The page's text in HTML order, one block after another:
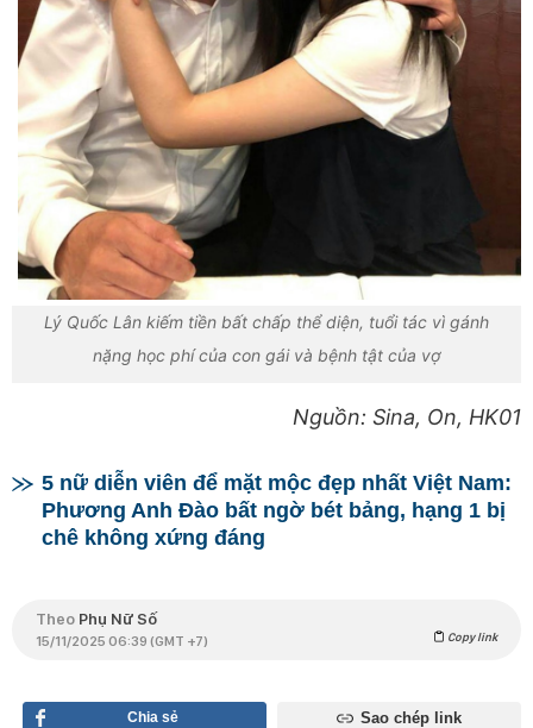
Lý Quốc Lân kiếm tiền bất chấp thể diện, tuổi tác vì gánh
nặng học phí của con gái và bệnh tật của vợ
Nguồn: Sina, On, HK01
5 nữ diễn viên để mặt mộc đẹp nhất Việt Nam:
Phương Anh Đào bất ngờ bét bảng, hạng 1 bị
chê không xứng đáng
Theo Phụ Nữ Số
15/11/2025 06:39 (GMT +7) Copy link
Chia sẻ Sao chép link